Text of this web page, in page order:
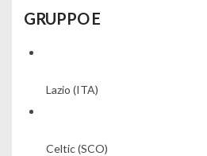
GRUPPO E
Lazio (ITA)
Celtic(SCO)